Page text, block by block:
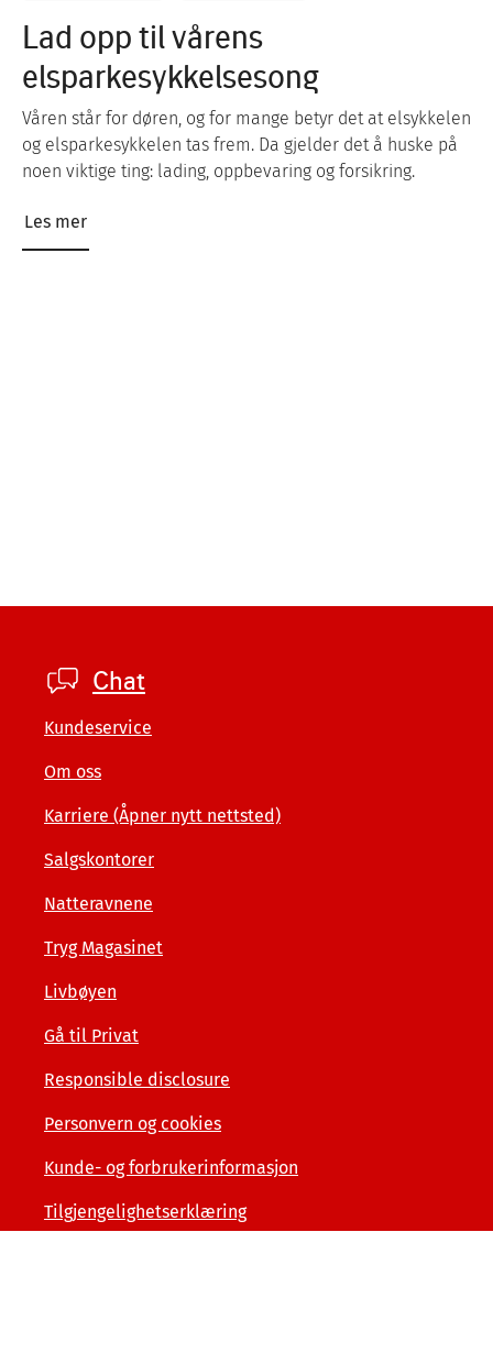
Lad opp til vårens
elsparkesykkelsesong
Våren står for døren, og for mange betyr det at elsykkelen
og elsparkesykkelen tas frem. Da gjelder det å huske på
noen viktige ting: lading, oppbevaring og forsikring.
Les mer
Footer
company
Chat
Kundeservice
Om oss
Karriere (Åpner nytt nettsted)
Salgskontorer
Natteravnene
Tryg Magasinet
Livbøyen
Gå til Privat
Responsible disclosure
Personvern og cookies
Kunde- og forbrukerinformasjon
Tilgjengelighetserklæring